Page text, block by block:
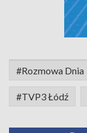
#Rozmowa Dnia
#TVP3 Łódź